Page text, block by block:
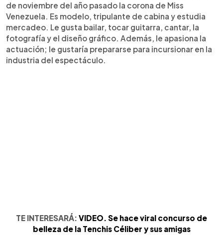
de noviembre del año pasado la corona de Miss
Venezuela. Es modelo, tripulante de cabina y estudia
mercadeo. Le gusta bailar, tocar guitarra, cantar, la
fotografía y el diseño gráfico. Además, le apasiona la
actuación; le gustaría prepararse para incursionar en la
industria del espectáculo.
TE INTERESARÁ: VIDEO. Se hace viral concurso de
belleza de la Tenchis Céliber y sus amigas